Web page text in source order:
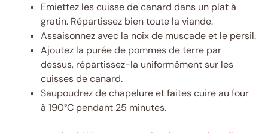
Emiettez les cuisse de canard dans un plat à
gratin. Répartissez bien toute la viande.
Assaisonnez avec la noix de muscade et le persil.
Ajoutez la purée de pommes de terre par
dessus, répartissez-la uniformément sur les
cuisses de canard.
Saupoudrez de chapelure et faites cuire au four
à 190°C pendant 25 minutes.